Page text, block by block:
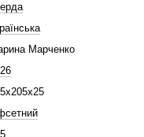
Марченко